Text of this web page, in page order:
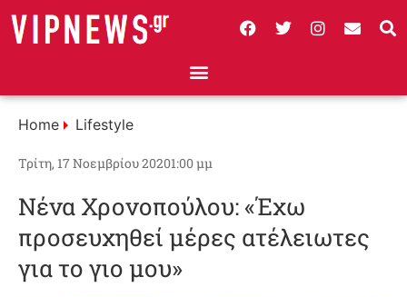
Home Lifestyle
Τρίτη, 17 Νοεμβρίου 20201:00 μμ
Νένα Χρονοπούλου: «Έχω
προσευχηθεί μέρες ατέλειωτες
για το γιο μου»